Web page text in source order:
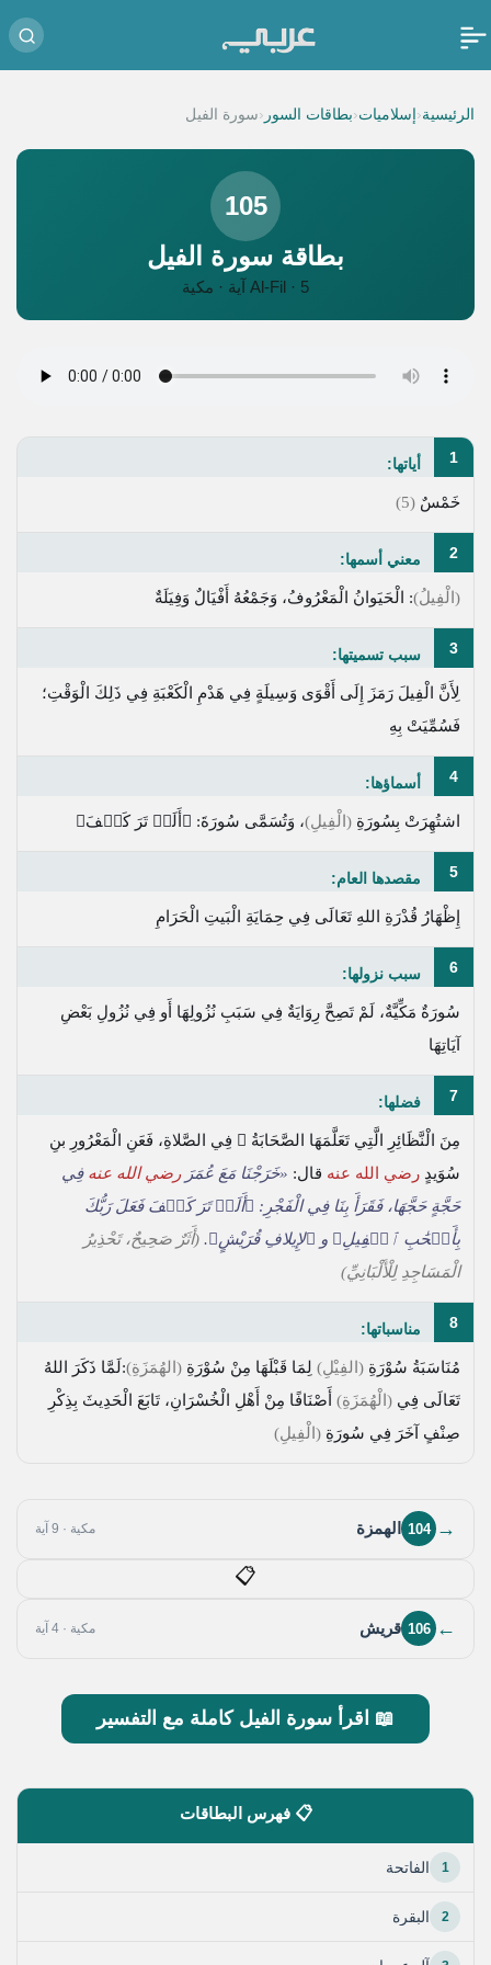
الرئيسية‹ إسلاميات‹بطاقات السور ‹سورة الفيل
105
بطاقة سورة الفيل
Al-Fil · 5 آية · مكية
1 أياتها:
خَمْسٌ (5)
2 معني أسمها:
(الْفِيلُ): الْحَيَوانُ الْمَعْرُوفُ، وَجَمْعُهُ أَفْيَالٌ وَفِيَلَةٌ
3 سبب تسميتها:
لِأَنَّ الْفِيلَ رَمَزَ إِلَى أَقْوَى وَسِيلَةٍ فِي هَدْمِ الْكَعْبَةِ فِي ذَلِكَ الْوَقْتِ؛
فَسُمِّيَتْ بِهِ
4 أسماؤها:
اشتُهِرَتْ بِسُورَةِ (الْفِيلِ)، وَتُسَمَّى سُورَةَ: ﴿أَلَمۡ تَرَ كَيۡفَ﴾
5 مقصدها العام:
إِظْهَارُ قُدْرَةِ اللهِ تَعَالَى فِي حِمَايَةِ الْبَيتِ الْحَرَامِ
6 سبب نزولها:
سُورَةٌ مَكِّيَّةٌ، لَمْ تَصِحَّ رِوَايَةٌ فِي سَبَبِ نُزُولِهَا أَو فِي نُزُولِ بَعْضِ
آيَاتِهَا
7 فضلها:
مِنَ الْنَّظَائِرِ الَّتِي تَعَلَّمَهَا الصَّحَابَةُ  فِي الصَّلاةِ، فَعَنِ الْمَعْرُورِ بنِ
سُوَيدٍ رضي الله عنه قال: «خَرَجْنَا مَعَ عُمَرَ رضي الله عنه فِي
حَجَّةٍ حَجَّهَا، فَقَرَأَ بِنَا فِي الْفَجْرِ: ﴿أَلَمۡ تَرَ كَيۡفَ فَعَلَ رَبُّكَ
بِأَصۡحَٰبِ ٱلۡفِيلِ﴾ و ﴿لإِيلافِ قُرَيْشٍ﴾. (أَثَرٌ صَحِيحٌ، تَحْذِيرُ
الْمَسَاجِدِ لِلْأَلْبَانِيِّ)
8 مناسباتها:
مُنَاسَبَةُ سُوْرَةِ (الفِيْلِ) لِمَا قَبْلَهَا مِنْ سُوْرَةِ (الهُمَزَةِ):لَمَّا ذَكَرَ اللهُ
تَعَالَى فِي (الْهُمَزَةِ) أَصْنَافًا مِنْ أَهْلِ الْخُسْرَانِ، تَابَعَ الْحَدِيثَ بِذِكْرِ
صِنْفٍ آخَرَ فِي سُورَةِ (الْفِيلِ)
→
104 الهمزة مكية · 9 آية
📋
←
106 قريش مكية · 4 آية
📖 اقرأ سورة الفيل كاملة مع التفسير
📋 فهرس البطاقات
1 الفاتحة
2 البقرة